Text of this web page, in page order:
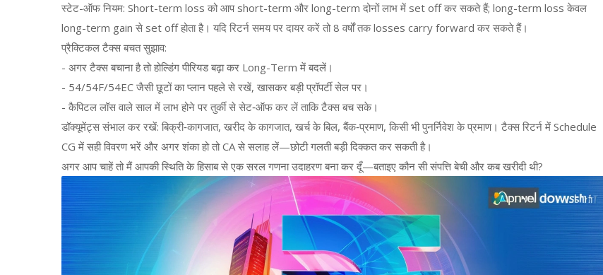
स्टेट-ऑफ नियम: Short-term loss को आप short-term और long-term दोनों लाभ में set off कर सकते हैं; long-term loss केवल
long-term gain से set off होता है। यदि रिटर्न समय पर दायर करें तो 8 वर्षों तक losses carry forward कर सकते हैं।
प्रैक्टिकल टैक्स बचत सुझाव:
- अगर टैक्स बचाना है तो होल्डिंग पीरियड बढ़ा कर Long-Term में बदलें।
- 54/54F/54EC जैसी छूटों का प्लान पहले से रखें, खासकर बड़ी प्रॉपर्टी सेल पर।
- कैपिटल लॉस वाले साल में लाभ होने पर तुर्की से सेट‑ऑफ कर लें ताकि टैक्स बच सके।
डॉक्यूमेंट्स संभाल कर रखें: बिक्री‑कागजात, खरीद के कागजात, खर्च के बिल, बैंक‑प्रमाण, किसी भी पुनर्निवेश के प्रमाण। टैक्स रिटर्न में Schedule
CG में सही विवरण भरें और अगर शंका हो तो CA से सलाह लें—छोटी गलती बड़ी दिक्कत कर सकती है।
अगर आप चाहें तो मैं आपकी स्थिति के हिसाब से एक सरल गणना उदाहरण बना कर दूँ—बताइए कौन सी संपत्ति बेची और कब खरीदी थी?